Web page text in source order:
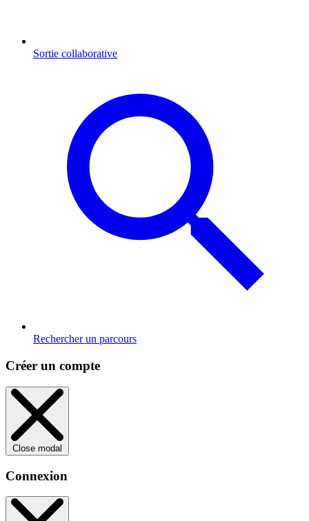
Sortie collaborative
Rechercher un parcours
Créer un compte
Close modal
Connexion